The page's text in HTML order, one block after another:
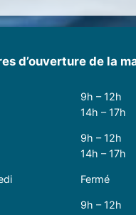
d’ouverture de la
9h – 12h
14h – 17h
9h – 12h
14h – 17h
Fermé
9h – 12h